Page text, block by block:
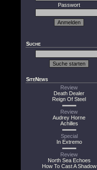
Passwort
Suche
SiteNews
Review
Death Dealer
Reign Of Steel
Review
Audrey Horne
Achilles
Special
In Extremo
Review
North Sea Echoes
How To Cast A Shadow